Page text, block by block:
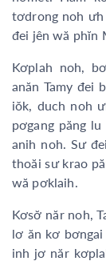
tơdrong noh
đei jên wă phĭn
Kơplah noh,
anăn Tamy đei
iŏk, duch noh
pơgang păng
anih noh. Sư
thoăi sư krao
wă pơklaih.
Kơsơ̆ năr noh,
lơ ăn kơ
inh jơ năr